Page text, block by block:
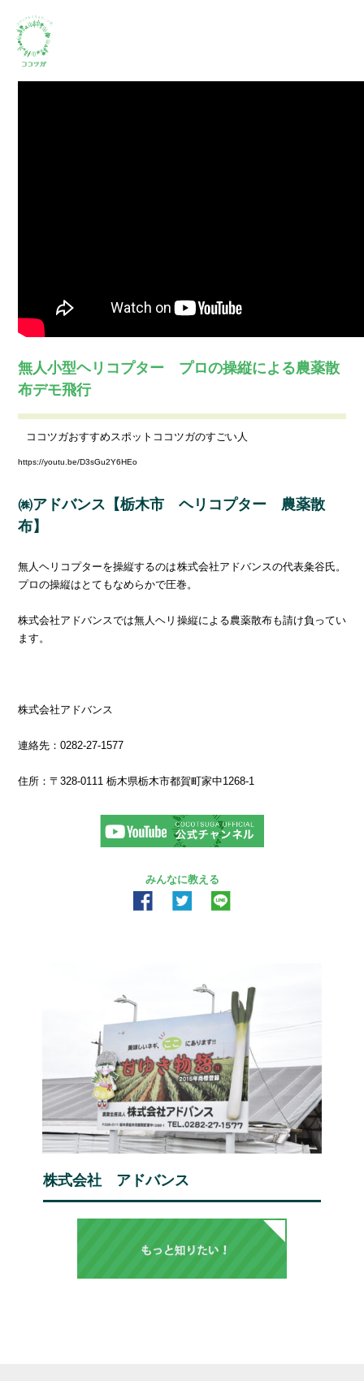
無人小型ヘリコプター プロの操縦による農薬散
布デモ飛行
ココツガおすすめスポット ココツガのすごい人
https://youtu.be/D3sGu2Y6HEo
㈱アドバンス【栃木市 ヘリコプター 農薬散
布】
無人ヘリコプターを操縦するのは株式会社アドバンスの代表粂谷氏。
プロの操縦はとてもなめらかで圧巻。
株式会社アドバンスでは無人ヘリ操縦による農薬散布も請け負ってい
ます。
株式会社アドバンス
連絡先：0282-27-1577
住所：〒328-0111 栃木県栃木市都賀町家中1268-1
みんなに教える
株式会社 アドバンス